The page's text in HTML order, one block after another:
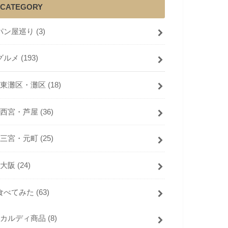
CATEGORY
ン屋巡り (3)
ルメ (193)
東灘区・灘区 (18)
西宮・芦屋 (36)
三宮・元町 (25)
大阪 (24)
べてみた (63)
カルディ商品 (8)